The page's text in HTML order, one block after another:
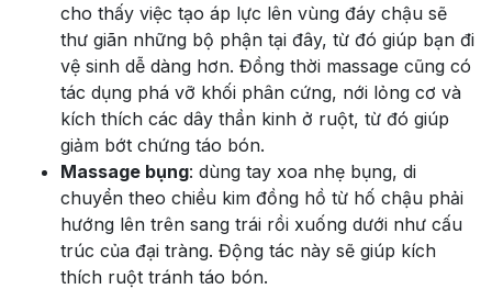
cho thấy việc tạo áp lực lên vùng đáy chậu sẽ
thư giãn những bộ phận tại đây, từ đó giúp bạn đi
vệ sinh dễ dàng hơn. Đồng thời massage cũng có
tác dụng phá vỡ khối phân cứng, nới lỏng cơ và
kích thích các dây thần kinh ở ruột, từ đó giúp
giảm bớt chứng táo bón.
Massage bụng: dùng tay xoa nhẹ bụng, di
chuyển theo chiều kim đồng hồ từ hố chậu phải
hướng lên trên sang trái rồi xuống dưới như cấu
trúc của đại tràng. Động tác này sẽ giúp kích
thích ruột tránh táo bón.